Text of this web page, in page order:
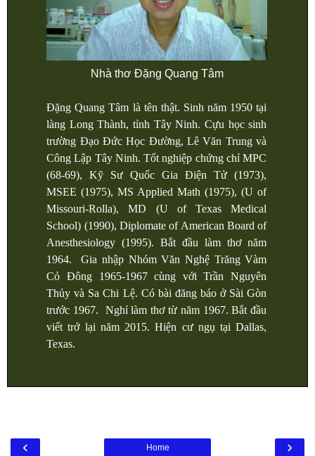
Nhà thơ Đặng Quang Tâm
Đặng Quang Tâm là tên thật. Sinh năm 1950 tại
làng Long Thành, tỉnh Tây Ninh. Cựu học sinh
trường Đạo Đức Học Đường, Lê Văn Trung và
Công Lập Tây Ninh. Tốt nghiệp chứng chỉ MPC
(68-69), Kỹ Sư Quốc Gia Điện Tử (1973),
MSEE (1975), MS Applied Math (1975), (U of
Missouri-Rolla), MD (U of Texas Medical
School) (1990), Diplomate of American Board of
Anesthesiology (1995). Bắt đầu làm thơ năm
1964. Gia nhập Nhóm Văn Nghệ Trăng Vàm
Cỏ Đông 1965-1967 cùng với Trần Nguyên
Thủy và Sa Chi Lệ. Có bài đăng báo ở Sài Gòn
trước 1967. Nghỉ làm thơ từ năm 1967. Bắt đầu
viết trở lại năm 2015. Hiện cư ngụ tại Dallas,
Texas.
‹ ›
Home